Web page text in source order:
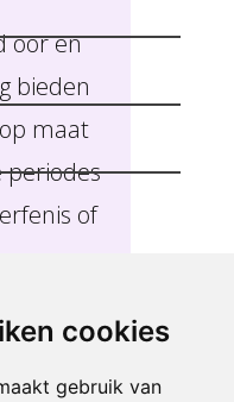
cookies
gebruik van
oor en
bieden
maat
periodes
of